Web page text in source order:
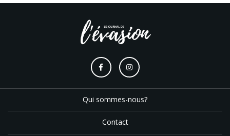
Qui sommes-nous?
Contact